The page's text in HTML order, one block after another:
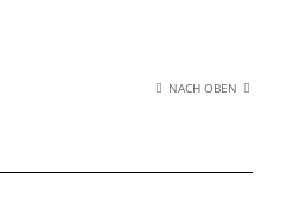
NACH OBEN